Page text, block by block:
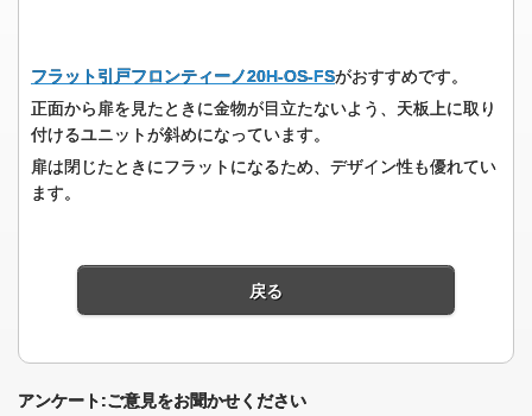
フラット引戸フロンティーノ20H-OS-FSがおすすめです。
正面から扉を見たときに金物が目立たないよう、天板上に取り
付けるユニットが斜めになっています。
扉は閉じたときにフラットになるため、デザイン性も優れてい
ます。
戻る
アンケート:ご意見をお聞かせください